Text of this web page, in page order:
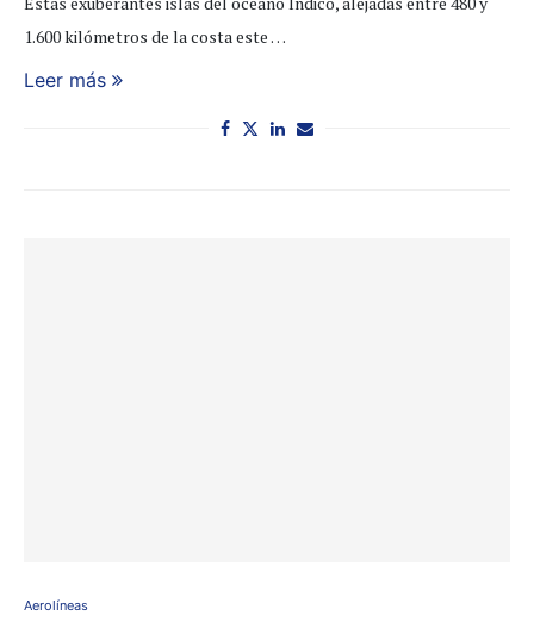
1.600 kilómetros de la costa este …
Leer más
Aerolíneas